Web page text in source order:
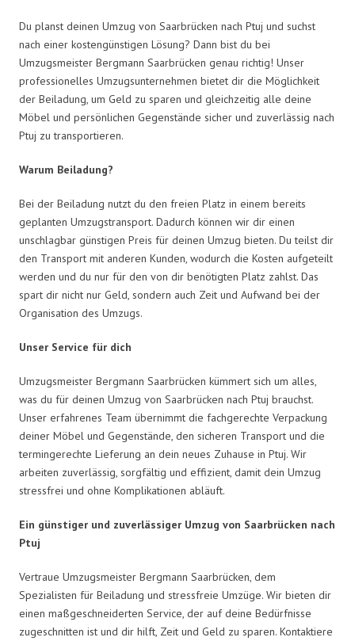
Du planst deinen Umzug von Saarbrücken nach Ptuj und suchst
nach einer kostengünstigen Lösung? Dann bist du bei
Umzugsmeister Bergmann Saarbrücken genau richtig! Unser
professionelles Umzugsunternehmen bietet dir die Möglichkeit
der Beiladung, um Geld zu sparen und gleichzeitig alle deine
Möbel und persönlichen Gegenstände sicher und zuverlässig nach
Ptuj zu transportieren.
Warum Beiladung?
Bei der Beiladung nutzt du den freien Platz in einem bereits
geplanten Umzugstransport. Dadurch können wir dir einen
unschlagbar günstigen Preis für deinen Umzug bieten. Du teilst dir
den Transport mit anderen Kunden, wodurch die Kosten aufgeteilt
werden und du nur für den von dir benötigten Platz zahlst. Das
spart dir nicht nur Geld, sondern auch Zeit und Aufwand bei der
Organisation des Umzugs.
Unser Service für dich
Umzugsmeister Bergmann Saarbrücken kümmert sich um alles,
was du für deinen Umzug von Saarbrücken nach Ptuj brauchst.
Unser erfahrenes Team übernimmt die fachgerechte Verpackung
deiner Möbel und Gegenstände, den sicheren Transport und die
termingerechte Lieferung an dein neues Zuhause in Ptuj. Wir
arbeiten zuverlässig, sorgfältig und effizient, damit dein Umzug
stressfrei und ohne Komplikationen abläuft.
Ein günstiger und zuverlässiger Umzug von Saarbrücken nach
Ptuj
Vertraue Umzugsmeister Bergmann Saarbrücken, dem
Spezialisten für Beiladung und stressfreie Umzüge. Wir bieten dir
einen maßgeschneiderten Service, der auf deine Bedürfnisse
zugeschnitten ist und dir hilft, Zeit und Geld zu sparen. Kontaktiere